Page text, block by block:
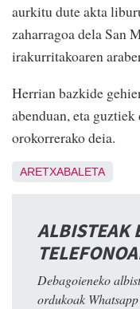
aurkitu dute akta
zaharragoa dela San
irakurritakoaren
Herrian bazkide
abenduan, eta
orokorrerako deia.
ARETXABALETA
ALBISTEAK
Debagoieneko
ordukoak